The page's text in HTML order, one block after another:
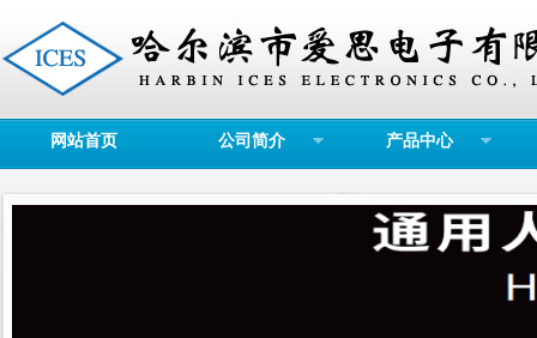
网站首页 公司简介 产品中心